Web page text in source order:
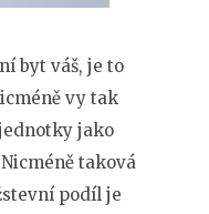
byt váš, je to
vy tak
jako
taková
podíl je